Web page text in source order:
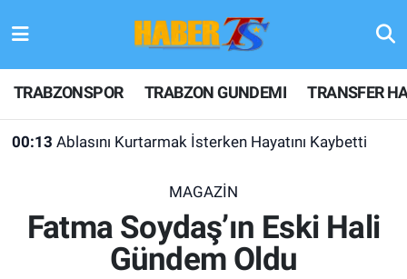
TRABZONSPOR TRABZON GUNDEMI TRANSFER
00:13 Ablasını Kurtarmak İsterken Hayatını Kaybetti
MAGAZİN
Fatma Soydaş’ın Eski Hali
Gündem Oldu
TRABZONSPOR
TRABZON GUNDEMI
KULİS MEYDANI
Hava Durumu
Trafik Durumu
Son Dakika Haberleri